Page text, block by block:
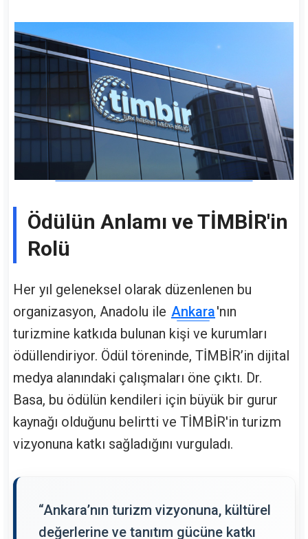
Ödülün Anlamı ve TİMBİR'in
Rolü
Her yıl geleneksel olarak düzenlenen bu
organizasyon, Anadolu ile Ankara'nın
turizmine katkıda bulunan kişi ve kurumları
ödüllendiriyor. Ödül töreninde, TİMBİR’in dijital
medya alanındaki çalışmaları öne çıktı. Dr.
Basa, bu ödülün kendileri için büyük bir gurur
kaynağı olduğunu belirtti ve TİMBİR'in turizm
vizyonuna katkı sağladığını vurguladı.
“Ankara’nın turizm vizyonuna, kültürel
değerlerine ve tanıtım gücüne katkı